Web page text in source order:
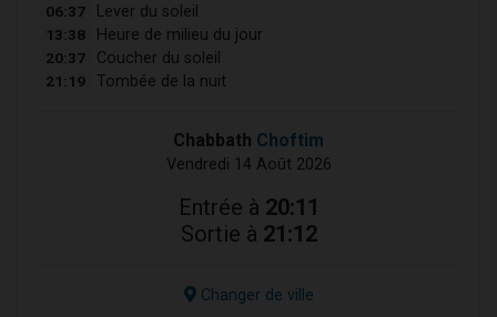
06:37 Lever du soleil
13:38 Heure de milieu du jour
20:37 Coucher du soleil
21:19 Tombée de la nuit
Chabbath Choftim
Vendredi 14 Août 2026
Entrée à 20:11
Sortie à 21:12
Changer de ville